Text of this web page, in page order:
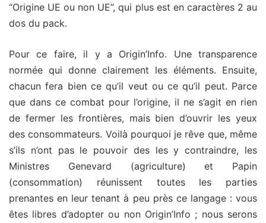
“Origine UE ou non UE”, qui plus est en caractères 2 au
dos du pack.
Pour ce faire, il y a Origin’Info. Une transparence
normée qui donne clairement les éléments. Ensuite,
chacun fera bien ce qu’il veut ou ce qu’il peut. Parce
que dans ce combat pour l’origine, il ne s’agit en rien
de fermer les frontières, mais bien d’ouvrir les yeux
des consommateurs. Voilà pourquoi je rêve que, même
s’ils n’ont pas le pouvoir des les y contraindre, les
Ministres Genevard (agriculture) et Papin
(consommation) réunissent toutes les parties
prenantes en leur tenant à peu près ce langage : vous
êtes libres d’adopter ou non Origin’Info ; nous serons